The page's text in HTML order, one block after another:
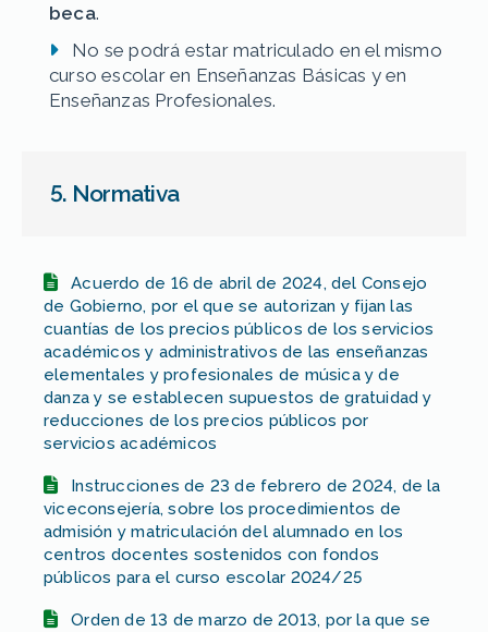
beca.
No se podrá estar matriculado en el mismo
curso escolar en Enseñanzas Básicas y en
Enseñanzas Profesionales.
5. Normativa
Acuerdo de 16 de abril de 2024, del Consejo
de Gobierno, por el que se autorizan y fijan las
cuantías de los precios públicos de los servicios
académicos y administrativos de las enseñanzas
elementales y profesionales de música y de
danza y se establecen supuestos de gratuidad y
reducciones de los precios públicos por
servicios académicos
Instrucciones de 23 de febrero de 2024, de la
viceconsejería, sobre los procedimientos de
admisión y matriculación del alumnado en los
centros docentes sostenidos con fondos
públicos para el curso escolar 2024/25
Orden de 13 de marzo de 2013, por la que se